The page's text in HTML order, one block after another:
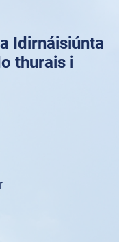
Idirnáisiúnta
thurais i